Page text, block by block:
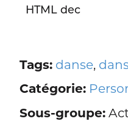
HTML dec
Tags: danse,
Catégorie:
Sous-groupe: